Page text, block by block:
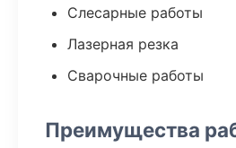
Слесарные работы
Лазерная резка
Сварочные работы
Преимущества